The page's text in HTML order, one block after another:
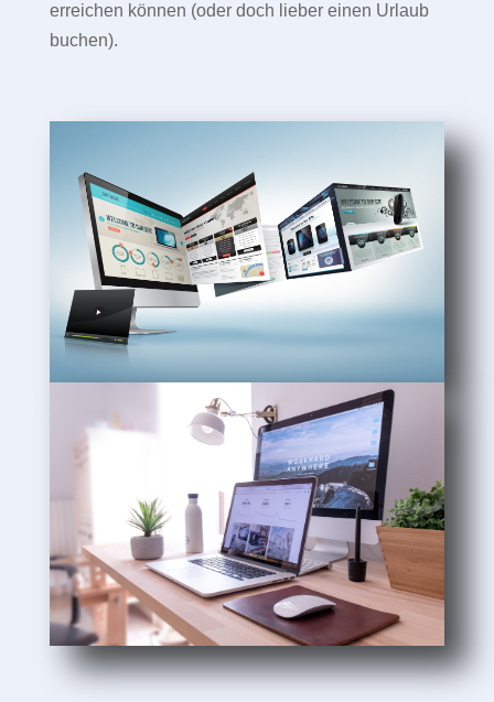
erreichen können (oder doch lieber einen Urlaub
buchen).